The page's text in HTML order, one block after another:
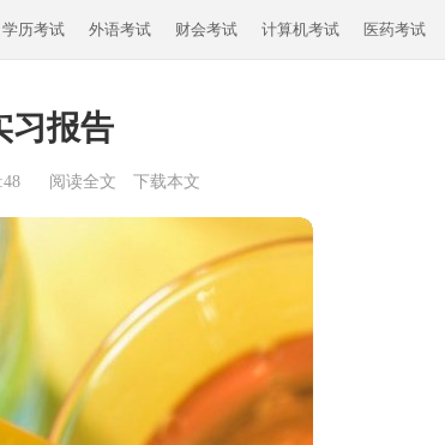
学历考试 外语考试 财会考试 计算机考试 医药考试
习报告
阅读全文 下载本文